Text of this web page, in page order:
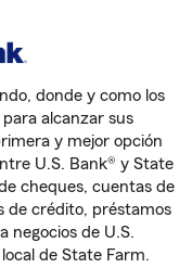
donde y como los
alcanzar sus
y mejor opción
U.S. Bank® y State
cheques, cuentas de
de crédito, préstamos
negocios de U.S.
de State Farm.